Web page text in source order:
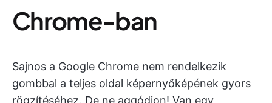
Chrome-ban
Sajnos a Google Chrome nem rendelkezik
gombbal a teljes oldal képernyőképének gyors
rögzítéséhez. De ne aggódjon! Van egy